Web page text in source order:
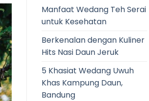
Manfaat Wedang Teh Serai
untuk Kesehatan
Berkenalan dengan Kuliner
Hits Nasi Daun Jeruk
5 Khasiat Wedang Uwuh
Khas Kampung Daun,
Bandung